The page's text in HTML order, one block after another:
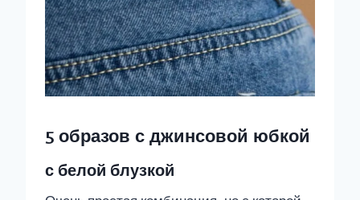
5 образов с джинсовой юбкой
с белой блузкой